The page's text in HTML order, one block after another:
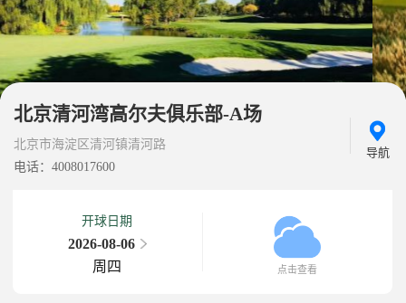
北京清河湾高尔夫俱乐部-A场
北京市海淀区清河镇清河路
电话：4008017600
导航
开球日期
2026-08-06
周四
点击查看